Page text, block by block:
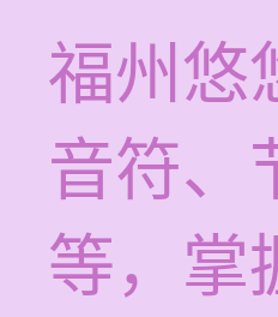
福州悠
音符、
等，掌